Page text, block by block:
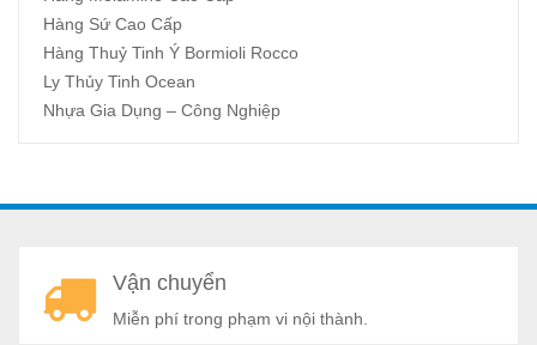
Hàng Sứ Cao Cấp
Hàng Thuỷ Tinh Ý Bormioli Rocco
Ly Thủy Tinh Ocean
Nhựa Gia Dụng – Công Nghiệp
Vận chuyển
Miễn phí trong phạm vi nội thành.